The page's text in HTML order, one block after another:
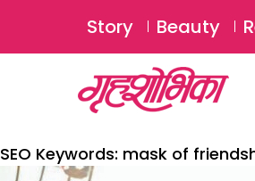
Story Beauty
SEO Keywords: mask of